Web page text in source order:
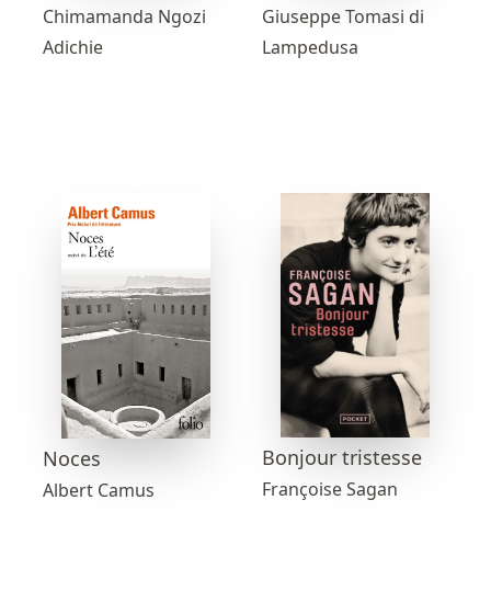
Chimamanda Ngozi
Adichie
Giuseppe Tomasi di
Lampedusa
Noces
Albert Camus
Bonjour tristesse
Françoise Sagan